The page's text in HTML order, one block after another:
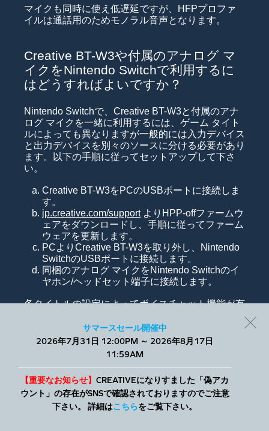
当社では、Webサイトでのエクスペリエンスを向上させ、パーソ
ナライズされたコンテンツを表示するために、小さなテキスト
ファイルであるCookieを使用します。すべてを許可することも、
個別に管理することもできます。
詳細 すべて許可
サマースセール開催中
2026年7月31日 12:00PM ～ 2026年8月17日
11:59AM
【重要なお知らせ】CREATIVEになりすました「偽アカ
ウント」の存在がSNSで確認されておりますのでご注意
下さい。 詳細はこちらをご覧下さい。
マイクも同時に使え低遅延ですが、HFPプロファ
イルは通話用のためモノラル音声となります。
Creative BT-W3や付属のアナログ マ
イクをNintendo Switchで利用するに
はどうすればよいですか？
Nintendo Switchで、Creative BT-W3と付属のアナ
ログ マイクを一緒に利用するには、ゲーム タイト
ルによっても異なりますが一般的には入力デバイス
と出力デバイスを別々のソースに分ける必要があり
ます。以下の手順に従ってセットアップして下さ
い。
Creative BT-W3をPCのUSBポートに接続しま
す。
jp.creative.com/supportよりHPP-offファームウ
ェアをダウンロードし、手順に従ってファーム
ウェアを更新します。
PCよりCreative BT-W3を取り外し、Nintendo
SwitchのUSBポートに接続します。
同梱のアナログ マイクをNintendo Switchのイ
ヤホン/ヘッドセット端子に接続します。
各タイトルの設定によってボイスチャット機能が有
での動作を保証するものではありません。
*現在、ファームウェア更新プログラムはWindows
版のみとなり、Macではファームウェアを更新する
Creative BT-W3に接続している